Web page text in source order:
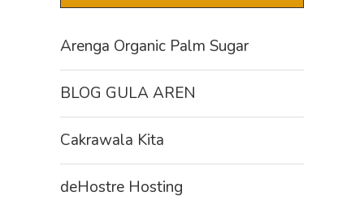
Arenga Organic Palm Sugar
BLOG GULA AREN
Cakrawala Kita
deHostre Hosting